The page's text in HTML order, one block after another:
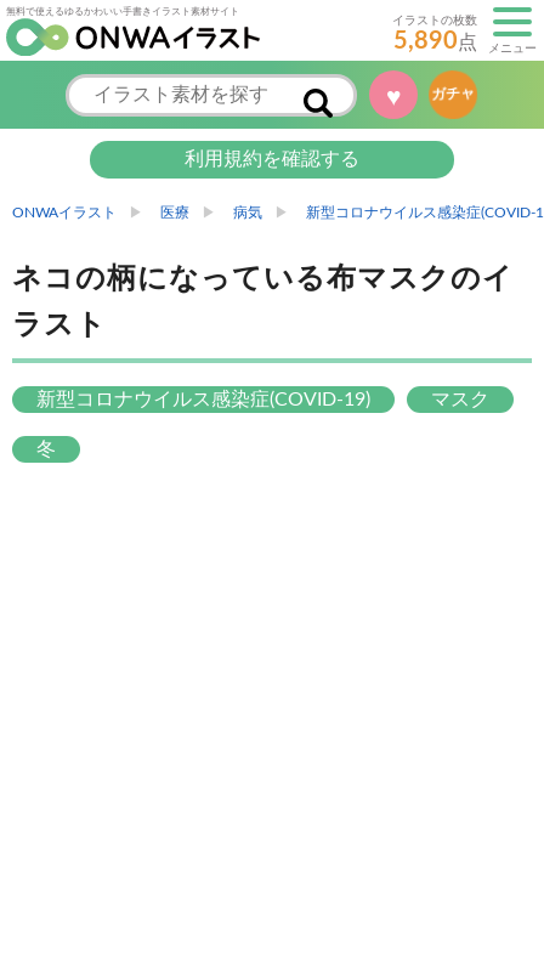
無料で使えるゆるかわいい手書きイラスト素材サイト
イラストの枚数
5,890点 メニュー
♥ ガチャ
利用規約を確認する
ONWAイラスト 医療 病気 新型コロナウイルス感染症(COVID-
ネコの柄になっている布マスクのイ
ラスト
新型コロナウイルス感染症(COVID-19) マスク
冬